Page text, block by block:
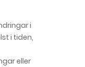
i
i tiden,
eller